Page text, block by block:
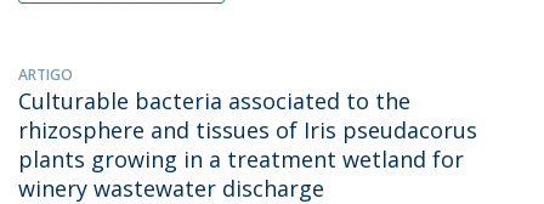
ARTIGO
Culturable bacteria associated to the
rhizosphere and tissues of Iris pseudacorus
plants growing in a treatment wetland for
winery wastewater discharge